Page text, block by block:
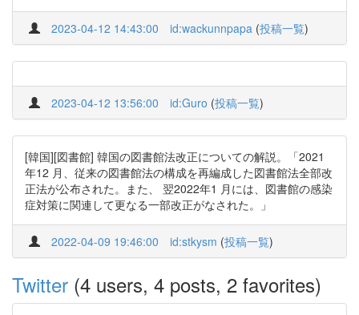
2023-04-12 14:43:00 id:wackunnpapa (投稿一覧)
2023-04-12 13:56:00 id:Guro (投稿一覧)
[韓国][図書館] 韓国の図書館法改正についての解説。「2021
年12 月、従来の図書館法の構成を再編成した図書館法全部改
正法が公布された。また、 翌2022年1 月には、図書館の感染
症対策に関連して更なる一部改正がなされた。」
2022-04-09 19:46:00 id:stkysm (投稿一覧)
Twitter (4 users, 4 posts, 2 favorites)